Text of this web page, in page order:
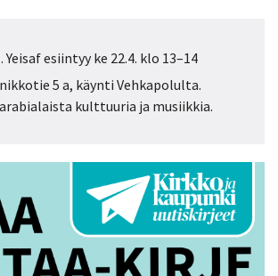
Yeisaf esiintyy ke 22.4. klo 13–14
5 a, käynti Vehkapolulta.
kulttuuria ja musiikkia.